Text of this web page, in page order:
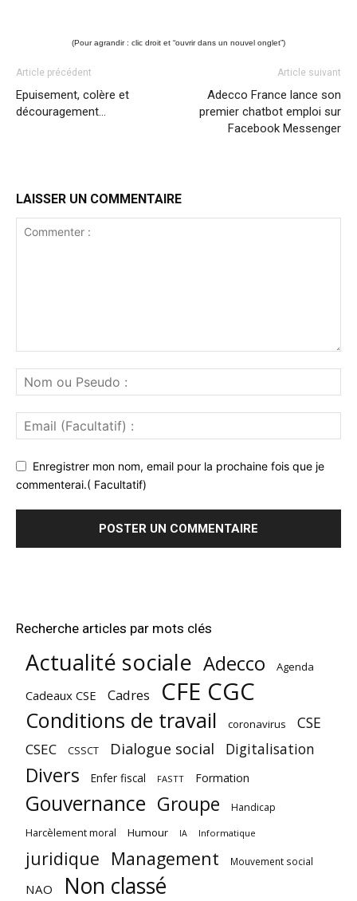
(Pour agrandir : clic droit et “ouvrir dans un nouvel onglet”)
Article précédent
Epuisement, colère et
découragement…
Article suivant
Adecco France lance son
premier chatbot emploi sur
Facebook Messenger
LAISSER UN COMMENTAIRE
Enregistrer mon nom, email pour la prochaine fois que je
commenterai.( Facultatif)
Recherche articles par mots clés
Actualité sociale Adecco Agenda
Cadeaux CSE Cadres CFE CGC
Conditions de travail coronavirus CSE
CSEC CSSCT Dialogue social Digitalisation
Divers Enfer fiscal FASTT Formation
Gouvernance Groupe Handicap
Harcèlement moral Humour IA Informatique
juridique Management Mouvement social
NAO Non classé